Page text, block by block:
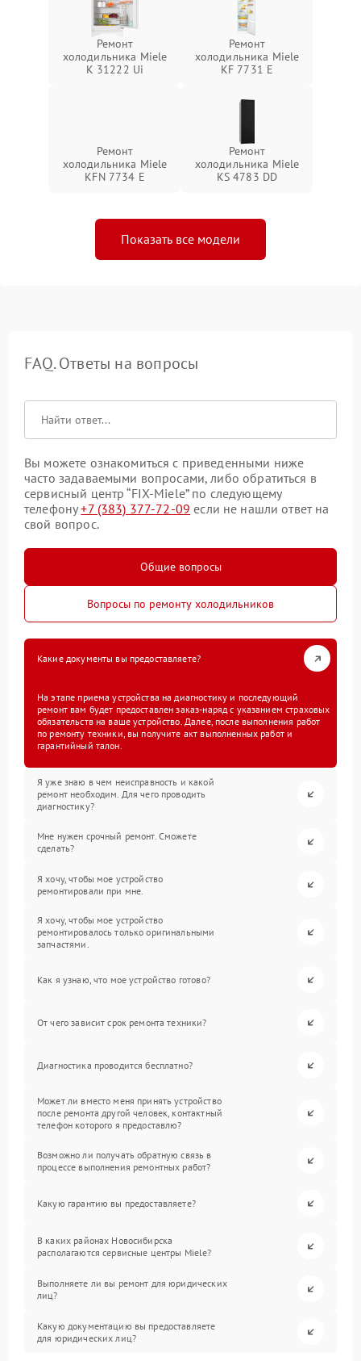
Ремонт
холодильника Miele
K 31222 Ui
Ремонт
холодильника Miele
KF 7731 E
Ремонт
холодильника Miele
KFN 7734 E
Ремонт
холодильника Miele
KS 4783 DD
Показать все модели
FAQ. Ответы на вопросы
Вы можете ознакомиться с приведенными ниже
часто задаваемыми вопросами, либо обратиться в
сервисный центр “FIX-Miele” по следующему
телефону+7 (383) 377-72-09 если не нашли ответ на
свой вопрос.
Общие вопросы
Вопросы по ремонту холодильников
Какие документы вы предоставляете?
На этапе приема устройства на диагностику и последующий
ремонт вам будет предоставлен заказ-наряд с указанием страховых
обязательств на ваше устройство. Далее, после выполнения работ
по ремонту техники, вы получите акт выполненных работ и
гарантийный талон.
Я уже знаю в чем неисправность и какой
ремонт необходим. Для чего проводить
диагностику?
Мне нужен срочный ремонт. Сможете
сделать?
Я хочу, чтобы мое устройство
ремонтировали при мне.
Я хочу, чтобы мое устройство
ремонтировалось только оригинальными
запчастями.
Как я узнаю, что мое устройство готово?
От чего зависит срок ремонта техники?
Диагностика проводится бесплатно?
Может ли вместо меня принять устройство
после ремонта другой человек, контактный
телефон которого я предоставлю?
Возможно ли получать обратную связь в
процессе выполнения ремонтных работ?
Какую гарантию вы предоставляете?
В каких районах Новосибирска
располагаются сервисные центры Miele?
Выполняете ли вы ремонт для юридических
лиц?
Какую документацию вы предоставляете
для юридических лиц?